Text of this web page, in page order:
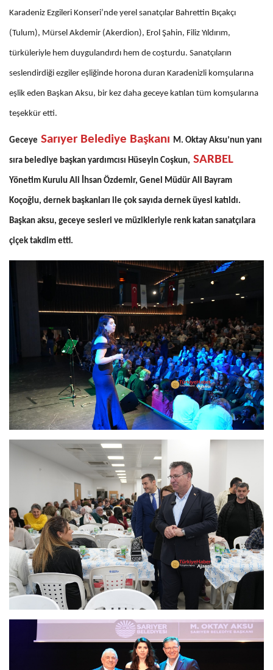
Karadeniz Ezgileri Konseri’nde yerel sanatçılar Bahrettin Bıçakçı
(Tulum), Mürsel Akdemir (Akerdion), Erol Şahin, Filiz Yıldırım,
türküleriyle hem duygulandırdı hem de coşturdu. Sanatçıların
seslendirdiği ezgiler eşliğinde horona duran Karadenizli komşularına
eşlik eden Başkan Aksu, bir kez daha geceye katılan tüm komşularına
teşekkür etti.
Geceye Sarıyer Belediye Başkanı M. Oktay Aksu’nun yanı
sıra belediye başkan yardımcısı Hüseyin Coşkun, SARBEL
Yönetim Kurulu Ali İhsan Özdemir, Genel Müdür Ali Bayram
Koçoğlu, dernek başkanları ile çok sayıda dernek üyesi katıldı.
Başkan aksu, geceye sesleri ve müzikleriyle renk katan sanatçılara
çiçek takdim etti.